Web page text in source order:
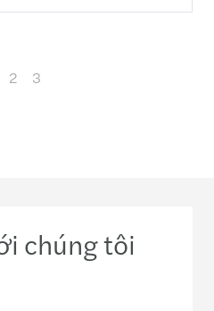
2 3
chúng tôi